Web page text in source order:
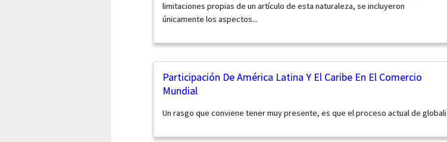
limitaciones propias de un artículo de esta naturaleza, se incluyeron
únicamente los aspectos...
Participación De América Latina Y El Caribe En El Comercio
Mundial
Un rasgo que conviene tener muy presente, es que el proceso actual de globali